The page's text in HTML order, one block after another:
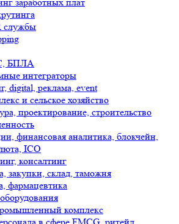
службы
БПЛА
интеграторы
digital, реклама, event
и сельское хозяйство
проектирование, строительство
финансовая аналитика, блокчейн,
ICO
консалтинг
закупки, склад, таможня
фармацевтика
комплекс